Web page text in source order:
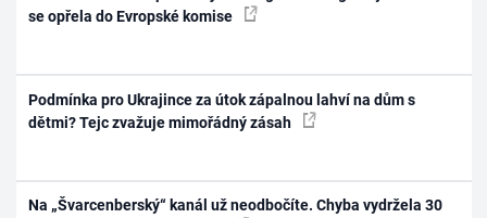
se opřela do Evropské komise
Podmínka pro Ukrajince za útok zápalnou lahví na dům s
dětmi? Tejc zvažuje mimořádný zásah
Na „Švarcenberský“ kanál už neodbočíte. Chyba vydržela 30